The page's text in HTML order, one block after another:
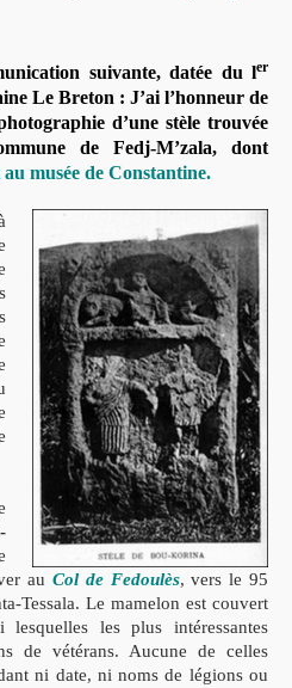
suivante, datée du ler
Le Breton : J’ai l’honneur de
d’une stèle trouvée
de Fedj-M’zala, dont
musée de Constantine.
au Col de Fedoulès, vers le 95
Tessala. Le mamelon est couvert
les plus intéressantes
de vétérans. Aucune de celles
ni date, ni noms de légions ou